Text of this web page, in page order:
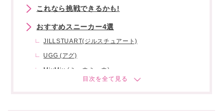
これなら挑戦できるかも!
おすすめスニーカー4選
JILLSTUART(ジルスチュアート)
UGG (アグ)
MiuMiu (ミュウミュウ)
Roger Vivier (ロジェ・ヴィヴィエ)